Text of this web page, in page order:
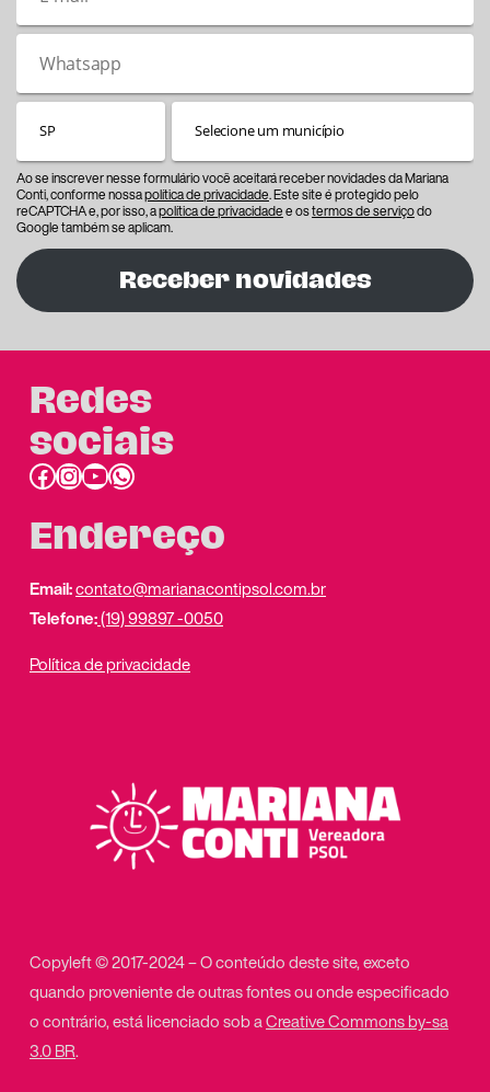
Ao se inscrever nesse formulário você aceitará receber novidades da Mariana
Conti, conforme nossapolítica de privacidade. Este site é protegido pelo
reCAPTCHA e, por isso, apolítica de privacidadee ostermos de serviçodo
Google também se aplicam.
Receber novidades
Redes
sociais
Facebook InstagramYoutube link do whatsapp
Endereço
Email:contato@marianacontipsol.com.br
Telefone:(19) 99897 -0050
Política de privacidade
Copyleft © 2017-2024 – O conteúdo deste site, exceto
quando proveniente de outras fontes ou onde especificado
o contrário, está licenciado sob aCreative Commons by-sa
3.0 BR.